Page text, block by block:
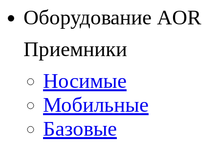
Оборудование AOR
Приемники
Носимые
Мобильные
Базовые